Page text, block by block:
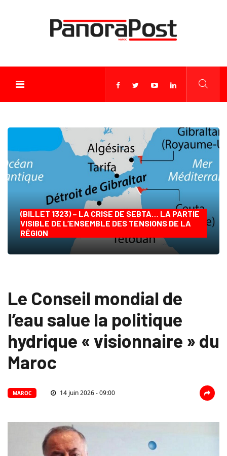
(BILLET 1323) – LA CRISE DE SEBTA… LA PARTIE
VISIBLE DE L’ENSEMBLE DES TENSIONS DE LA
RÉGION
Le Conseil mondial de
l’eau salue la politique
hydrique « visionnaire » du
Maroc
MAROC 14 juin 2026 - 09:00